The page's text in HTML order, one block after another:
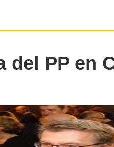
del PP en